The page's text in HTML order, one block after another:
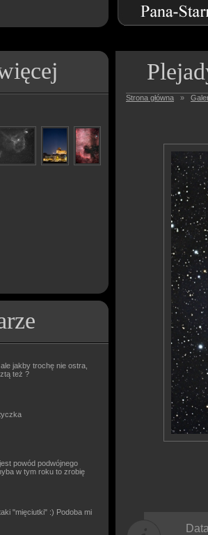
jakby trochę nie ostra,
też ?
powód podwójnego
w tym roku to zrobię
"mięciutki" :) Podoba mi
Strona główna »